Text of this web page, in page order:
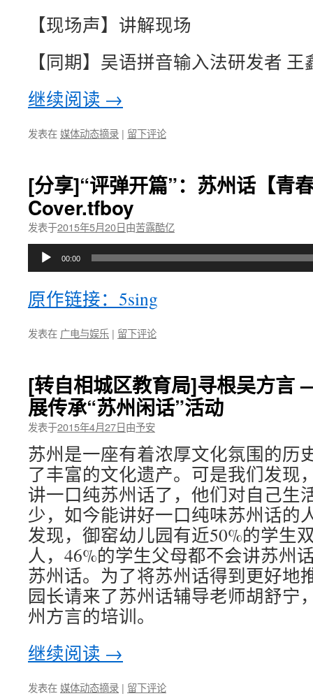
【现场声】讲解现场
【同期】吴语拼音输入法研发者 王
继续阅读 →
发表在媒体动态摘录 | 留下评论
[分享]“评弹开篇”：苏州话【青
Cover.tfboy
发表于2015年5月20日由苦露酷亿
放
00:00
原作链接：5sing
发表在 广电与娱乐 | 留下评论
[转自相城区教育局]寻根吴方
展传承“苏州闲话”活动
发表于2015年4月27日由予安
苏州是一座有着浓厚文化氛围的历
了丰富的文化遗产。可是我们发现
讲一口纯苏州话了，他们对自己生
少，如今能讲好一口纯味苏州话的
发现，御窑幼儿园有近50%的学生
人，46%的学生父母都不会讲苏州
苏州话。为了将苏州话得到更好地
园长请来了苏州话辅导老师胡舒宁
州方言的培训。
继续阅读 →
发表在媒体动态摘录 | 留下评论